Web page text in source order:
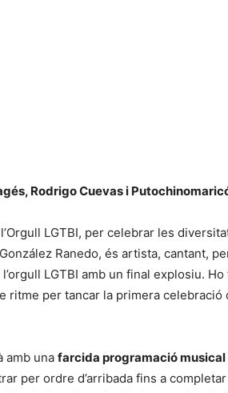
Rodrigo Cuevas i
LGTBI, per celebrar les
Ranedo, és artista, cantant,
LGTBI amb un final explosiu. Ho
ritme per tancar la primera celebració
amb una farcida programació musical
per ordre d’arribada fins a